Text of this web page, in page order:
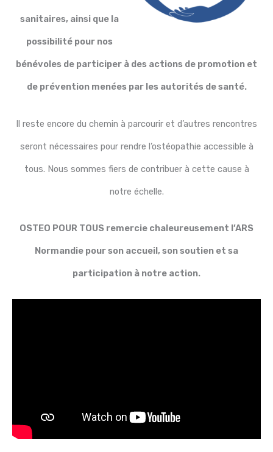
sanitaires, ainsi que la
possibilité pour nos
bénévoles de participer à des actions de promotion et
de prévention menées par les autorités de santé.
Il reste encore du chemin à parcourir et d’autres rencontres
seront nécessaires pour rendre l’ostéopathie accessible à
tous. Nous sommes fiers de contribuer à cette cause à
notre échelle.
OSTEO POUR TOUS remercie chaleureusement l’ARS
Normandie pour son accueil, son soutien et sa
participation à notre action.